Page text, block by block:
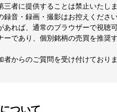
三者に提供することは禁止いたし
録音・録画・撮影はお控えくださ
あれば、通常のブラウザーで視聴
ーであり、個別銘柄の売買を推奨
者からのご質問を受け付けており
ついて